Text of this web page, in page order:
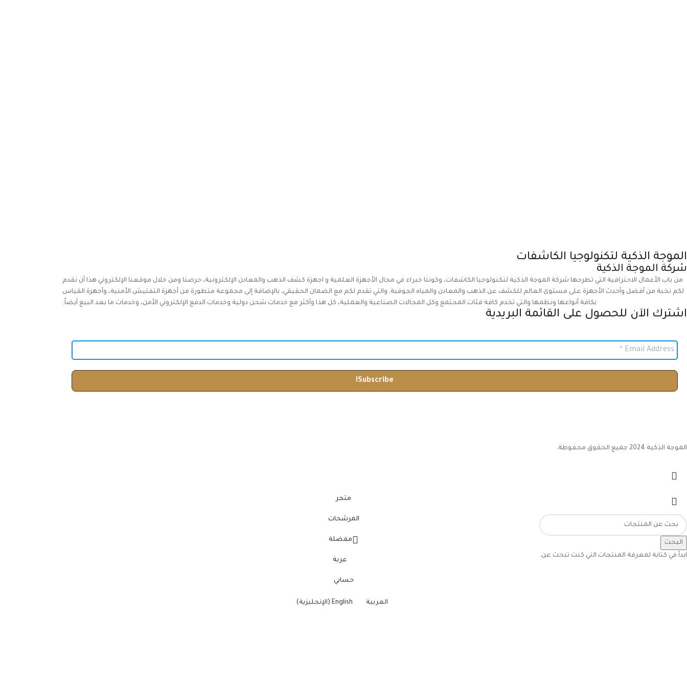
الموجة الذكية لتكنولوجيا الكاشفات
شركة الموجة الذكية
من باب الأعمال الاحترافية التي تطرحها شركة الموجة الذكية لتكنولوجيا الكاشفات، وكوننا خبراء في مجال الأجهزة العلمية و اجهزة كشف الذهب والمعادن الإلكترونية، حرصنا ومن خلال موقعنا الإلكتروني هذا أن نقدم
لكم نخبة من أفضل وأحدث الأجهزة على مستوى العالم للكشف عن الذهب والمعادن والمياه الجوفية, والتي تقدم لكم مع الضمان الحقيقي، بالإضافة إلى مجموعة متطورة من أجهزة التفتيش الأمنية، وأجهزة القياس
بكافة أنواعها ونظمها والتي تخدم كافة فئات المجتمع وكل المجالات الصناعية والعملية، كل هذا وأكثر مع خدمات شحن دولية وخدمات الدفع الإلكتروني الأمن، وخدمات ما بعد البيع أيضاً.
اشترك الآن للحصول على القائمة البريدية
الموجة الذكية 2024 جميع الحقوق محفوظة.
البحث
ابدأ في كتابة لمعرفة المنتجات التي كنت تبحث عن.
متجر
المرشحات
مفضلة
عربة
حسابي
العربية English
(الإنجليزية)